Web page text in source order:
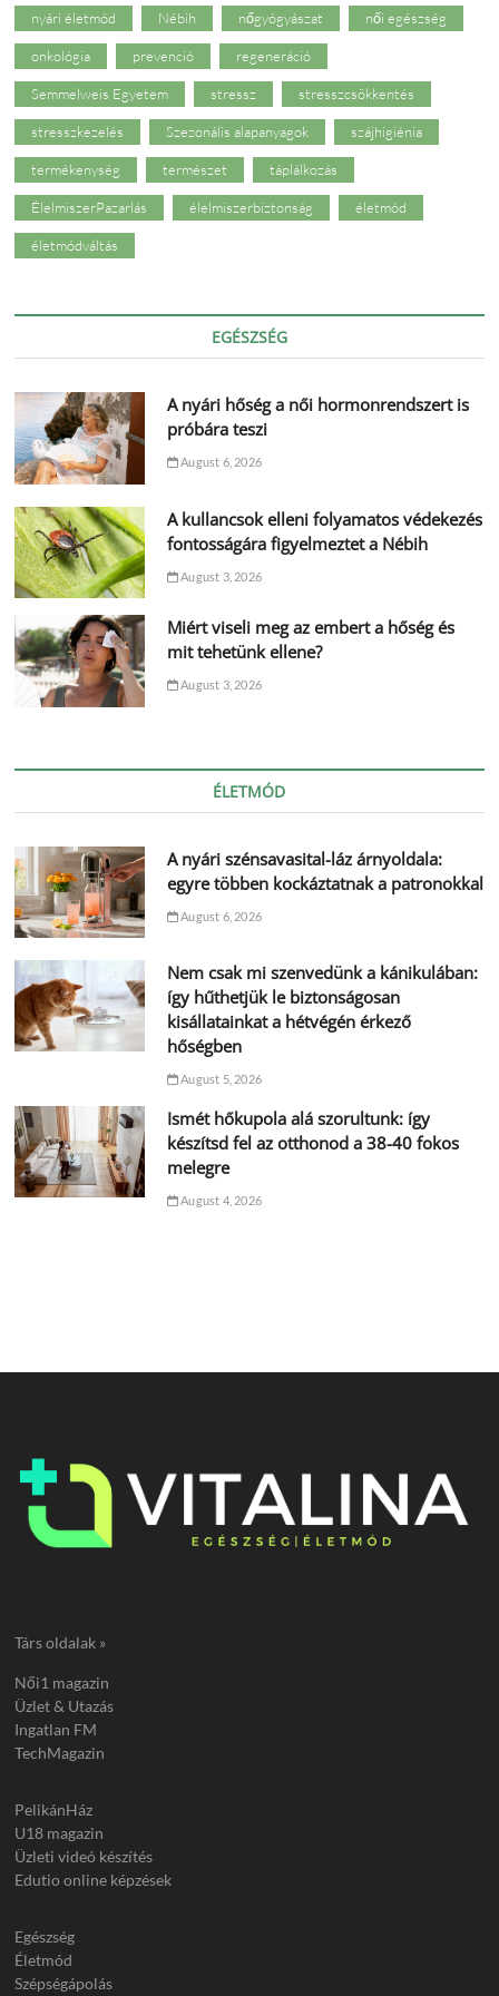
nyári életmód Nébih nőgyógyászat női egészség
onkológia prevenció regeneráció
Semmelweis Egyetem stressz stresszcsökkentés
stresszkezelés Szezonális alapanyagok szájhigiénia
termékenység természet táplálkozás
ÉlelmiszerPazarlás élelmiszerbiztonság életmód
életmódváltás
EGÉSZSÉG
A nyári hőség a női hormonrendszert is
próbára teszi
August 6, 2026
A kullancsok elleni folyamatos védekezés
fontosságára figyelmeztet a Nébih
August 3, 2026
Miért viseli meg az embert a hőség és
mit tehetünk ellene?
August 3, 2026
ÉLETMÓD
A nyári szénsavasital-láz árnyoldala:
egyre többen kockáztatnak a patronokkal
August 6, 2026
Nem csak mi szenvedünk a kánikulában:
így hűthetjük le biztonságosan
kisállatainkat a hétvégén érkező
hőségben
August 5, 2026
Ismét hőkupola alá szorultunk: így
készítsd fel az otthonod a 38-40 fokos
melegre
August 4, 2026
Társ oldalak »
Női1 magazin
Üzlet & Utazás
Ingatlan FM
TechMagazin
PelikánHáz
U18 magazin
Üzleti videó készítés
Edutio online képzések
Egészség
Életmód
Szépségápolás